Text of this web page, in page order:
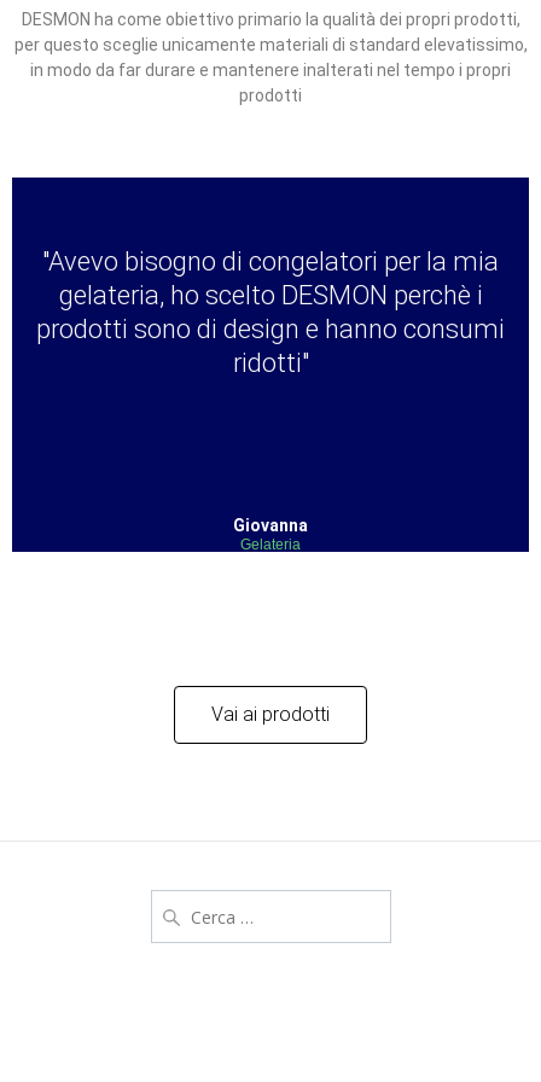
DESMON ha come obiettivo primario la qualità dei propri prodotti,
per questo sceglie unicamente materiali di standard elevatissimo,
in modo da far durare e mantenere inalterati nel tempo i propri
prodotti
"Avevo bisogno di congelatori per la mia
gelateria, ho scelto DESMON perchè i
prodotti sono di design e hanno consumi
ridotti"
Giovanna
Gelateria
Vai ai prodotti